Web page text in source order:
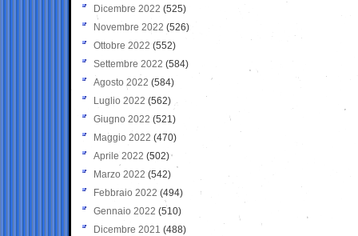
Dicembre 2022 (525)
Novembre 2022 (526)
Ottobre 2022 (552)
Settembre 2022 (584)
Agosto 2022 (584)
Luglio 2022 (562)
Giugno 2022 (521)
Maggio 2022 (470)
Aprile 2022 (502)
Marzo 2022 (542)
Febbraio 2022 (494)
Gennaio 2022 (510)
Dicembre 2021 (488)